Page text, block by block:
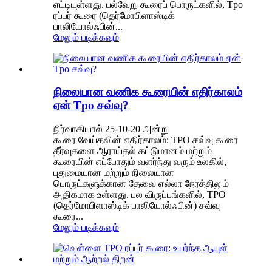
எட்டியுள்ளது. பல்வேறு கூரைப் பொருட்களில், Tpo
ரப்பர் கூரை (தெர்மோபிளாஸ்டிக்
பாலியோல்ஃபின்...
மேலும் படிக்கவும்
நிலையான வணிக கூரையின் எதிர்காலம்
ஏன் Tpo சவ்வு?
நிர்வாகியால் 25-10-20 அன்று
கூரை வேய்தலின் எதிர்காலம்: TPO சவ்வு கூரை
தீர்வுகளை ஆராய்தல் கட்டுமானம் மற்றும்
கூரையின் எப்போதும் வளர்ந்து வரும் உலகில்,
புதுமையான மற்றும் நிலையான
பொருட்களுக்கான தேவை எல்லா நேரத்திலும்
அதிகமாக உள்ளது. பல விருப்பங்களில், TPO
(தெர்மோபிளாஸ்டிக் பாலியோல்ஃபின்) சவ்வு
கூரை...
மேலும் படிக்கவும்